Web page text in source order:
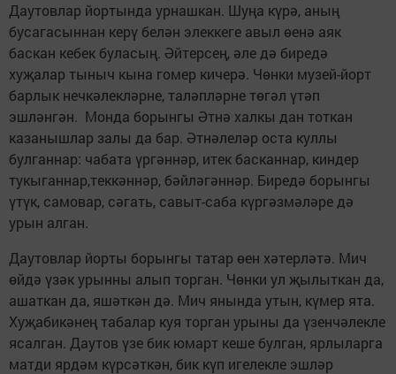
Даутовлар йортында урнашкан. Шуңа күрә, аның
бусагасыннан керү белән элеккеге авыл өенә аяк
баскан кебек буласың. Әйтерсең, әле дә биредә
хуҗалар тыныч кына гомер кичерә. Чөнки музей-йорт
барлык нечкәлекләрне, таләпләрне төгәл үтәп
эшләнгән. Монда борынгы Әтнә халкы дан тоткан
казанышлар залы да бар. Әтнәлеләр оста куллы
булганнар: чабата үргәннәр, итек басканнар, киндер
тукыганнар,теккәннәр, бәйләгәннәр. Биредә борынгы
үтүк, самовар, сәгать, савыт-саба күргәзмәләре дә
урын алган.
Даутовлар йорты борынгы татар өен хәтерләтә. Мич
өйдә үзәк урынны алып торган. Чөнки ул җылыткан да,
ашаткан да, яшәткән дә. Мич янында утын, күмер ята.
Хуҗабикәнең табалар куя торган урыны да үзенчәлекле
ясалган. Даутов үзе бик юмарт кеше булган, ярлыларга
матди ярдәм күрсәткән, бик күп игелекле эшләр